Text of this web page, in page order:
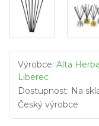
Výrobce: Alta
Liberec
Dostupnost: Na
Český výrobce